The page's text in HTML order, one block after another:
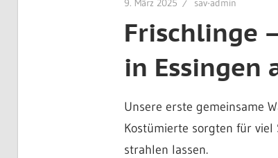
Frischlinge
in Essingen
Unsere erste gemeinsame
Kostümierte sorgten für viel
strahlen lassen.